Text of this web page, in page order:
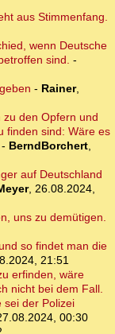
aus Stimmenfang.
wenn Deutsche
sind. -
- Rainer,
den Opfern und
finden sind: Wäre es
- BerndBorchert,
auf Deutschland
, 26.08.2024,
uns zu demütigen.
so findet man die
21:51
erfinden, wäre
nicht bei dem Fall.
sei der Polizei
00:30